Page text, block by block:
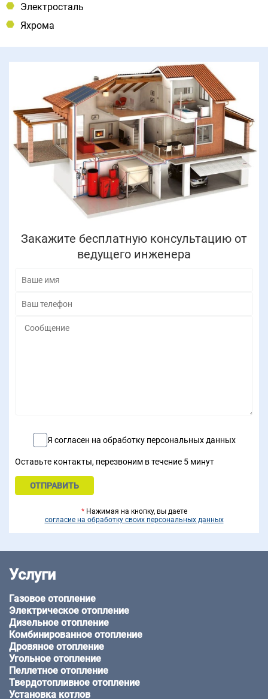
Электросталь
Яхрома
Закажите бесплатную консультацию от
ведущего инженера
Я согласен на обработку персональных данных
Оставьте контакты, перезвоним в течение 5 минут
*Нажимая на кнопку, вы даете
согласие на обработку своих персональных данных
Услуги
Газовое отопление
Электрическое отопление
Дизельное отопление
Комбинированное отопление
Дровяное отопление
Угольное отопление
Пеллетное отопление
Твердотопливное отопление
Установка котлов